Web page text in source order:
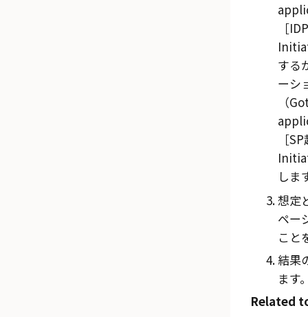
する
ーシ
（
SP
しま
想定
ペー
こと
結果
ます
Related